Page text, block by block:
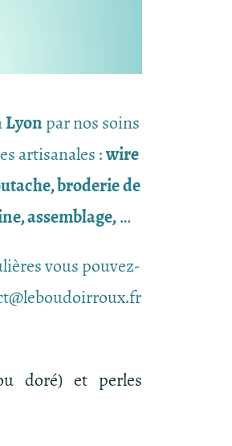
Lyonpar nos soins
artisanales :wire
broderie de
assemblage,…
vous pouvez-
doré) et perles